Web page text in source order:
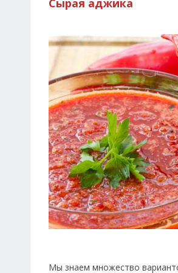
Сырая аджика
Мы знаем множество